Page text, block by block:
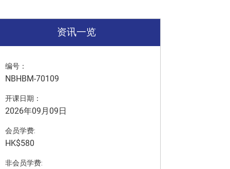
资讯一览
编号：
NBHBM-70109
开课日期：
2026年09月09日
会员学费:
HK$580
非会员学费: